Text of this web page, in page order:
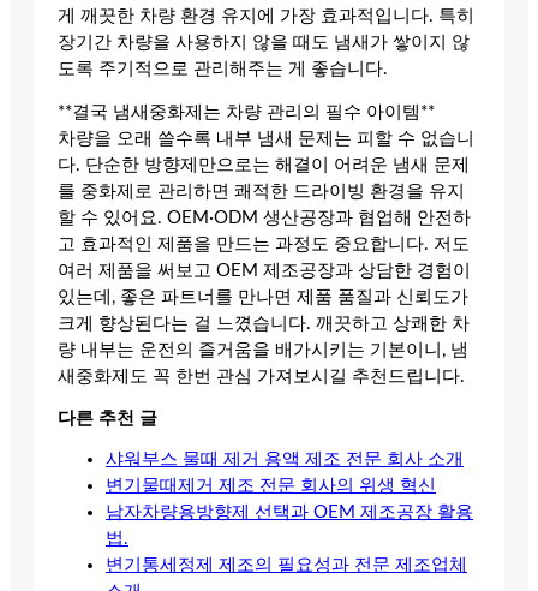
게 깨끗한 차량 환경 유지에 가장 효과적입니다. 특히
장기간 차량을 사용하지 않을 때도 냄새가 쌓이지 않
도록 주기적으로 관리해주는 게 좋습니다.
**결국 냄새중화제는 차량 관리의 필수 아이템**
차량을 오래 쓸수록 내부 냄새 문제는 피할 수 없습니
다. 단순한 방향제만으로는 해결이 어려운 냄새 문제
를 중화제로 관리하면 쾌적한 드라이빙 환경을 유지
할 수 있어요. OEM·ODM 생산공장과 협업해 안전하
고 효과적인 제품을 만드는 과정도 중요합니다. 저도
여러 제품을 써보고 OEM 제조공장과 상담한 경험이
있는데, 좋은 파트너를 만나면 제품 품질과 신뢰도가
크게 향상된다는 걸 느꼈습니다. 깨끗하고 상쾌한 차
량 내부는 운전의 즐거움을 배가시키는 기본이니, 냄
새중화제도 꼭 한번 관심 가져보시길 추천드립니다.
다른 추천 글
샤워부스 물때 제거 용액 제조 전문 회사 소개
변기물때제거 제조 전문 회사의 위생 혁신
남자차량용방향제 선택과 OEM 제조공장 활용
법.
변기통세정제 제조의 필요성과 전문 제조업체